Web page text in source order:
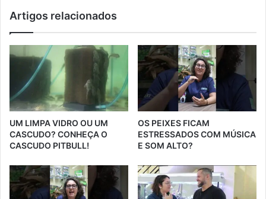
Artigos relacionados
UM LIMPA VIDRO OU UM
CASCUDO? CONHEÇA O
CASCUDO PITBULL!
OS PEIXES FICAM
ESTRESSADOS COM MÚSICA
E SOM ALTO?